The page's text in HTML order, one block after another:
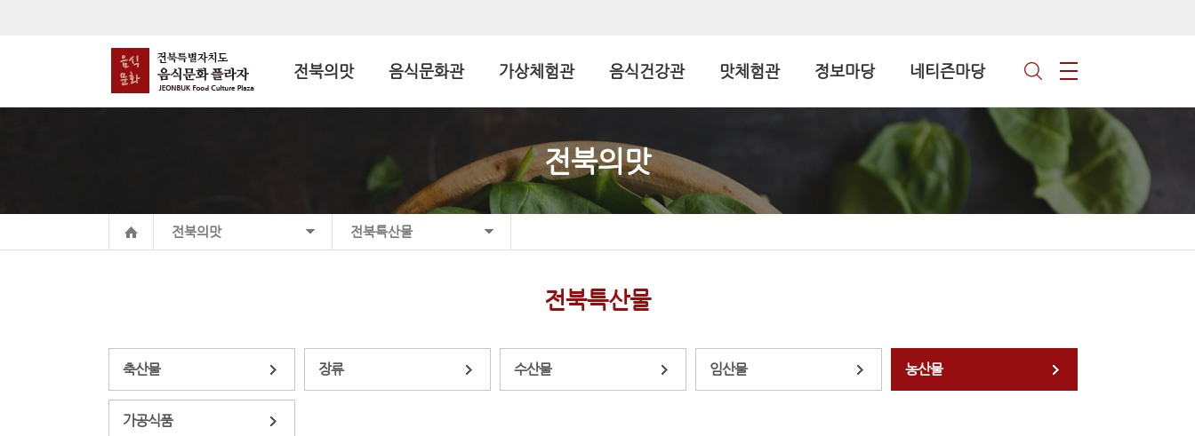
전북의맛 음식문화관 가상체험관 음식건강관 맛체험관 정보마당 네티즌마당
전북의맛
전북의맛 전북특산물
전북특산물
축산물 장류 수산물 임산물 농산물
가공식품